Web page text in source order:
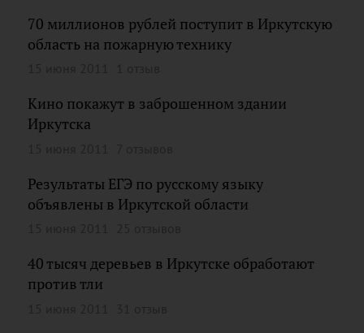
70 миллионов рублей поступит в Иркутскую
область на пожарную технику
Кино покажут в заброшенном здании
Иркутска
Результаты ЕГЭ по русскому языку
объявлены в Иркутской области
40 тысяч деревьев в Иркутске обработают
против тли